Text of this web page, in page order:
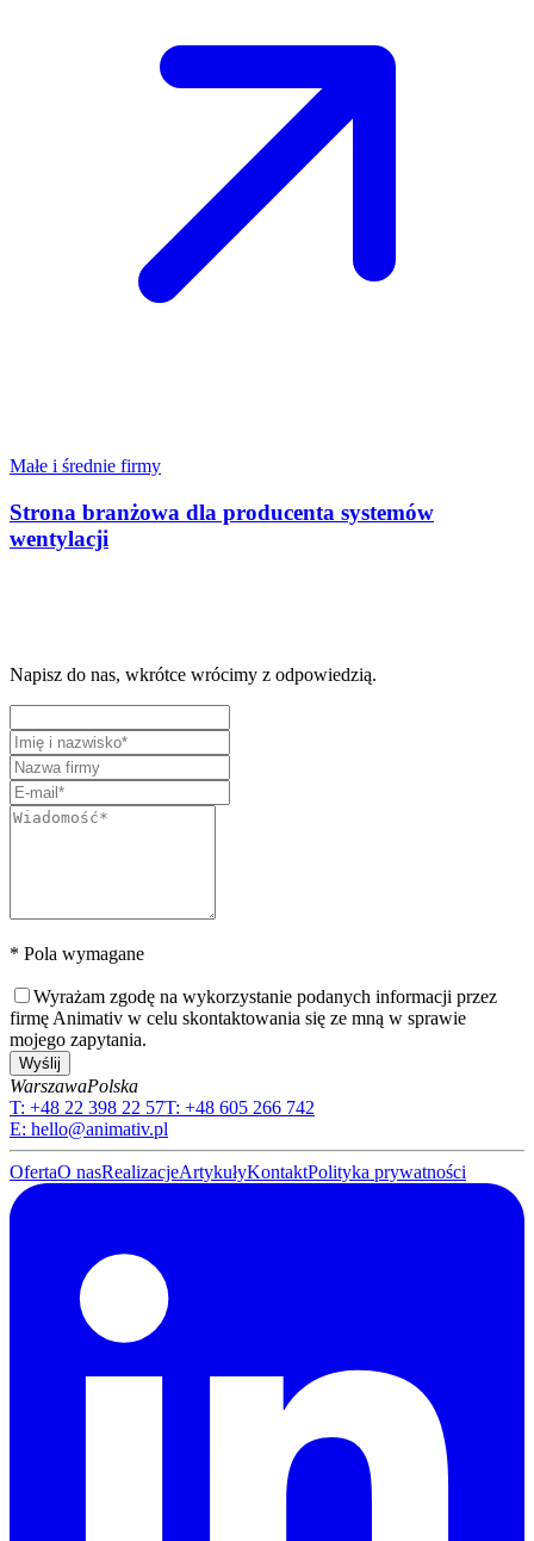
Małe i średnie firmy
Strona branżowa dla producenta systemów
wentylacji
Napisz do nas, wkrótce wrócimy z odpowiedzią.
* Pola wymagane
Wyrażam zgodę na wykorzystanie podanych informacji przez
firmę Animativ w celu skontaktowania się ze mną w sprawie
mojego zapytania.
Wyślij
WarszawaPolska
T: +48 22 398 22 57T: +48 605 266 742
E: hello@animativ.pl
OfertaO nasRealizacjeArtykułyKontaktPolityka prywatności